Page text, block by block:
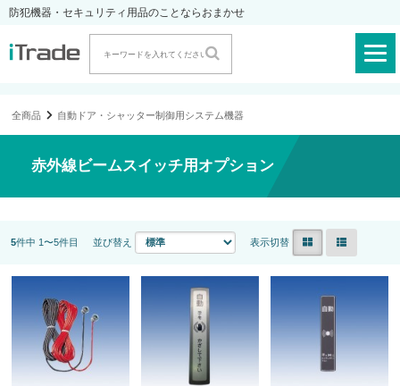
防犯機器・セキュリティ用品のことならおまかせ
全商品 自動ドア・シャッター制御用システム機器
赤外線ビームスイッチ用オプション
5件中 1〜5件目 並び替え 表示切替